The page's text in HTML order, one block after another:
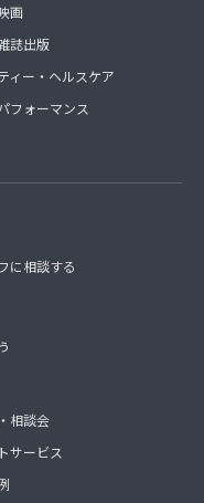
画
誌出版
ィー・ヘルスケア
フォーマンス
に相談する
相談会
サービス